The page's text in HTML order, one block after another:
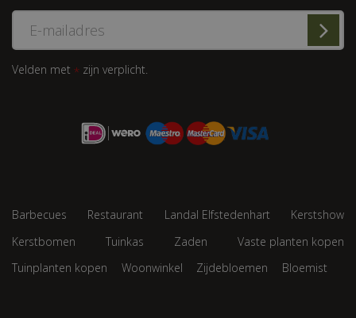
Velden met * zijn verplicht.
Barbecues Restaurant Landal Elfstedenhart
Kerstshow
Kerstbomen
Tuinkas Zaden
Vaste planten kopen
Tuinplanten kopen
Woonwinkel Zijdebloemen Bloemist